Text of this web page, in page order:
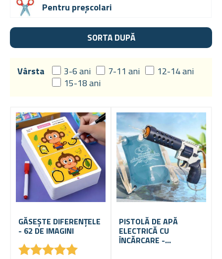
Pentru preșcolari
SORTA DUPĂ
Vârsta 3-6 ani 7-11 ani
12-14 ani
15-18 ani
GĂSEȘTE DIFERENȚELE
- 62 DE IMAGINI
★★★★★
★★★★★
PISTOLĂ DE APĂ
ELECTRICĂ CU
ÎNCĂRCARE -